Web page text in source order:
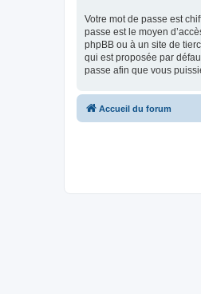
Votre mot de passe est
passe est le moyen
phpBB ou à un site de
qui est proposée par
passe afin que vous
Accueil du forum